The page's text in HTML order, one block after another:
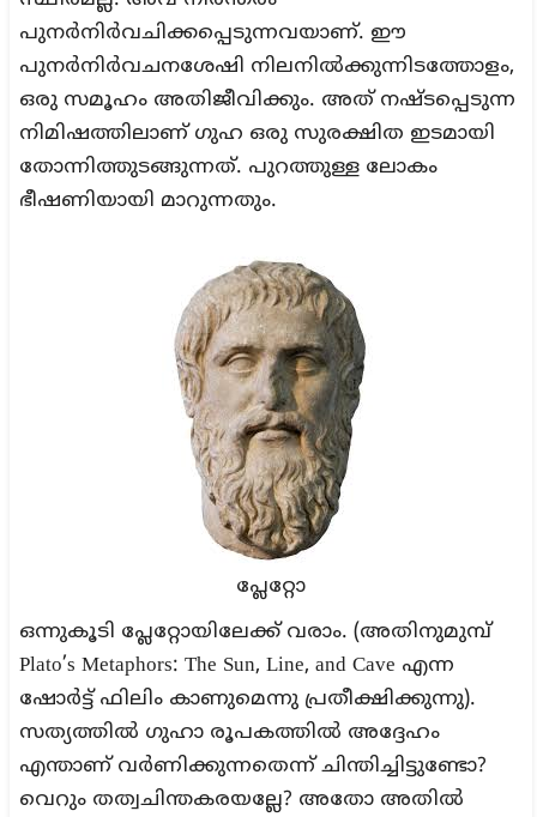
പുനർനിർവചിക്കപ്പെടുന്നവയാണ്. ഈ
പുനർനിർവചനശേഷി നിലനിൽക്കുന്നിടത്തോളം,
ഒരു സമൂഹം അതിജീവിക്കും. അത് നഷ്ടപ്പെടുന്ന
നിമിഷത്തിലാണ് ഗുഹ ഒരു സുരക്ഷിത ഇടമായി
തോന്നിത്തുടങ്ങുന്നത്. പുറത്തുള്ള ലോകം
ഭീഷണിയായി മാറുന്നതും.
പ്ലേറ്റോ
ഒന്നുകൂടി പ്ലേറ്റോയിലേക്ക് വരാം. (അതിനുമുമ്പ്
Plato’s Metaphors: The Sun, Line, and Cave എന്ന
ഷോർട്ട് ഫിലിം കാണുമെന്നു പ്രതീക്ഷിക്കുന്നു).
സത്യത്തിൽ ഗുഹാ രൂപകത്തിൽ അദ്ദേഹം
എന്താണ് വർണിക്കുന്നതെന്ന് ചിന്തിച്ചിട്ടുണ്ടോ?
വെറും തത്വചിന്തകരയല്ലേ? അതോ അതിൽ